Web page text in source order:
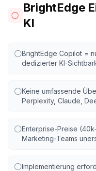
BrightEdge
KI
BrightEdge Copilot =
dedizierter KI-
Keine umfassende
Perplexity, Claude,
Enterprise-Preise
Marketing-Teams
Implementierung